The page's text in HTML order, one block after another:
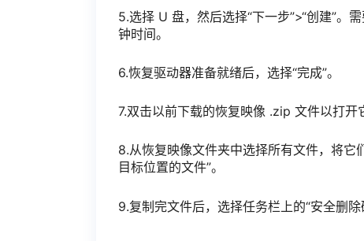
5.选择 U 盘，然后选择“下一步”>“创建”。
钟时间。
6.恢复驱动器准备就绪后，选择“完成”。
7.双击以前下载的恢复映像 .zip 文件以打开
8.从恢复映像文件夹中选择所有文件，将它
目标位置的文件”。
9.复制完文件后，选择任务栏上的“安全删